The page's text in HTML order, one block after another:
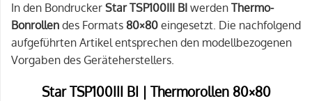
In den Bondrucker Star TSP100III BI werden Thermo-
Bonrollen des Formats 80×80 eingesetzt. Die nachfolgend
aufgeführten Artikel entsprechen den modellbezogenen
Vorgaben des Geräteherstellers.
Star TSP100III BI | Thermorollen 80×80